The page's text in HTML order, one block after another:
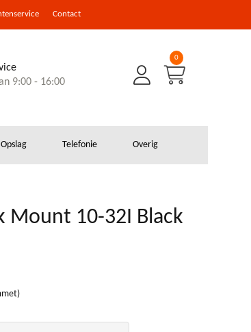
Contact
9:00 - 16:00
0
Telefonie Overig
Mount 10-32I Black